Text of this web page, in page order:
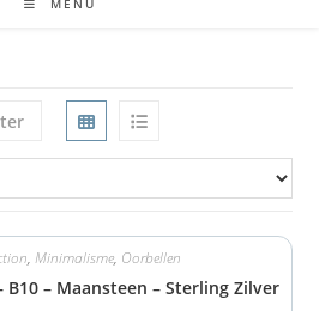
MENU
, Minimalisme, Oorbellen
B10 – Maansteen – Sterling Zilver